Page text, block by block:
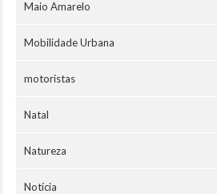
Maio Amarelo
Mobilidade Urbana
motoristas
Natal
Natureza
Notícia